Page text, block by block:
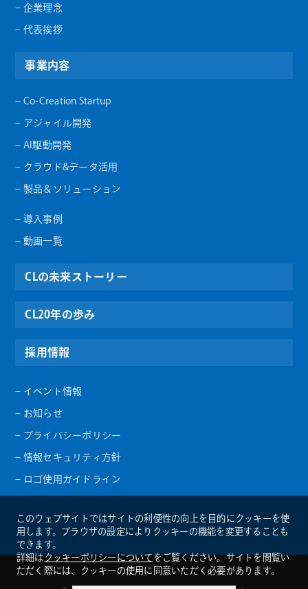
– 企業理念
– 代表挨拶
事業内容
– Co-Creation Startup
– アジャイル開発
– AI駆動開発
– クラウド&データ活用
– 製品＆ソリューション
– 導入事例
– 動画一覧
CLの未来ストーリー
CL20年の歩み
採用情報
– イベント情報
– お知らせ
– プライバシーポリシー
– 情報セキュリティ方針
– ロゴ使用ガイドライン
このウェブサイトではサイトの利便性の向上を目的にクッキーを使
用します。ブラウザの設定によりクッキーの機能を変更することも
できます。
詳細はクッキーポリシーについてをご覧ください。サイトを閲覧い
ただく際には、クッキーの使用に同意いただく必要があります。